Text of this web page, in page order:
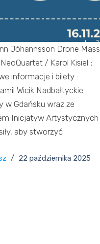
Jóhannsson Drone Mass
/ Karol Kisiel ;
informacje i bilety :
Wicik Nadbałtyckie
w Gdańsku wraz ze
Inicjatyw Artystycznych
aby stworzyć
22 października 2025